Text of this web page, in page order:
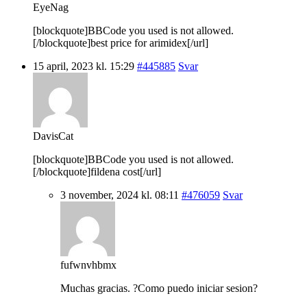
EyeNag
[blockquote]BBCode you used is not allowed.
[/blockquote]best price for arimidex[/url]
15 april, 2023 kl. 15:29 #445885 Svar
DavisCat
[blockquote]BBCode you used is not allowed.
[/blockquote]fildena cost[/url]
3 november, 2024 kl. 08:11 #476059 Svar
fufwnvhbmx
Muchas gracias. ?Como puedo iniciar sesion?